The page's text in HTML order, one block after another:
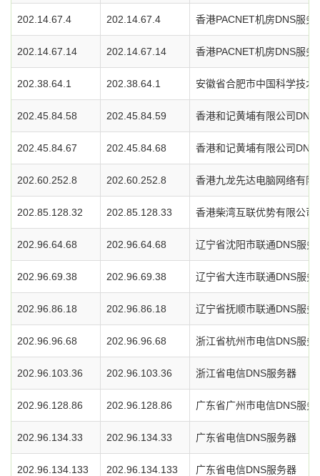
202.14.67.4 202.14.67.4 香港PACNET机房DNS服务
202.14.67.14 202.14.67.14 香港PACNET机房DNS服务
202.38.64.1 202.38.64.1 安徽省合肥市中国科学技术
202.45.84.58 202.45.84.59 香港和记黄埔有限公司DNS
202.45.84.67 202.45.84.68 香港和记黄埔有限公司DNS
202.60.252.8 202.60.252.8 香港九龙先达电脑网络有限
202.85.128.32 202.85.128.33 香港柴湾互联优势有限公司
202.96.64.68 202.96.64.68 辽宁省沈阳市联通DNS服务
202.96.69.38 202.96.69.38 辽宁省大连市联通DNS服务
202.96.86.18 202.96.86.18 辽宁省抚顺市联通DNS服务
202.96.96.68 202.96.96.68 浙江省杭州市电信DNS服务
202.96.103.36 202.96.103.36 浙江省电信DNS服务器
202.96.128.86 202.96.128.86 广东省广州市电信DNS服务
202.96.134.33 202.96.134.33 广东省电信DNS服务器
202.96.134.133 202.96.134.133 广东省电信DNS服务器